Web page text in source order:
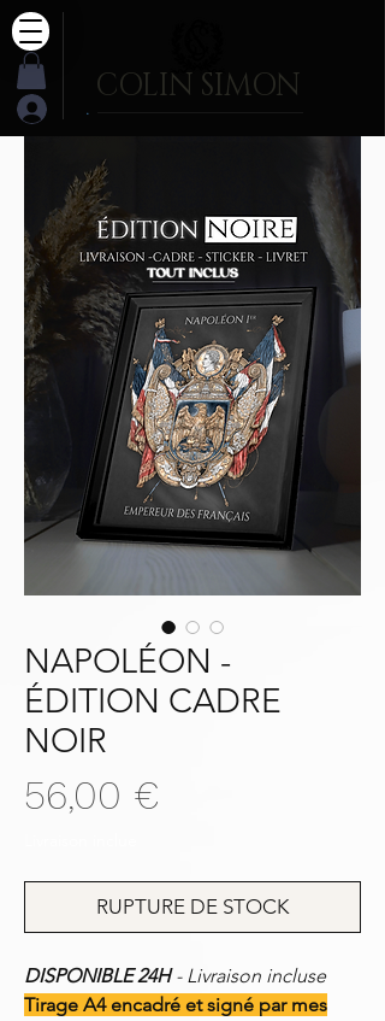
COLIN SIMON
.
NAPOLÉON -
ÉDITION CADRE
NOIR
56,00 €
RUPTURE DE STOCK
DISPONIBLE 24H- Livraison incluse
Tirage A4 encadré et signé par mes